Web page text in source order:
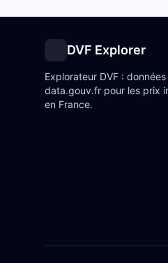
DVF Explorer
Explorateur DVF :
data.gouv.fr pour les prix
en France.